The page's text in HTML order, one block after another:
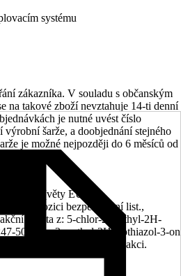
systému
zákazníka. V souladu s občanským
na takové zboží nevztahuje 14-ti denní
je nutné uvést číslo
výrobní šarže, a doobjednání stejného
je možné nejpozději do 6 měsíců od
(věty EUH)
k dispozici bezpečnostní list.,
hmota z: 5-chlor-2-methyl-2H-
500-7] a 2-methyl-2H-isothiazol-3-on
Může vyvolat alergickou reakci.